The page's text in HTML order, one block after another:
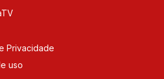
Privacidade
uso